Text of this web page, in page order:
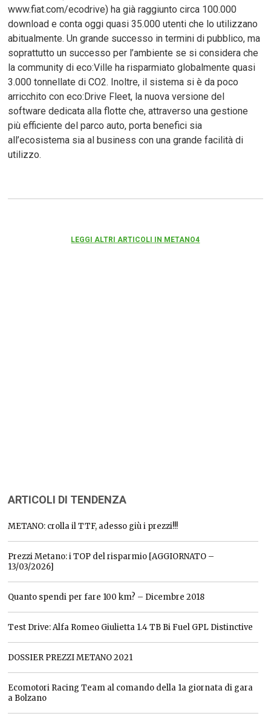
www.fiat.com/ecodrive) ha già raggiunto circa 100.000
download e conta oggi quasi 35.000 utenti che lo utilizzano
abitualmente. Un grande successo in termini di pubblico, ma
soprattutto un successo per l’ambiente se si considera che
la community di eco:Ville ha risparmiato globalmente quasi
3.000 tonnellate di CO2. Inoltre, il sistema si è da poco
arricchito con eco:Drive Fleet, la nuova versione del
software dedicata alla flotte che, attraverso una gestione
più efficiente del parco auto, porta benefici sia
all’ecosistema sia al business con una grande facilità di
utilizzo.
LEGGI ALTRI ARTICOLI IN METANO4
ARTICOLI DI TENDENZA
METANO: crolla il TTF, adesso giù i prezzi!!!
Prezzi Metano: i TOP del risparmio [AGGIORNATO –
13/03/2026]
Quanto spendi per fare 100 km? – Dicembre 2018
Test Drive: Alfa Romeo Giulietta 1.4 TB Bi Fuel GPL Distinctive
DOSSIER PREZZI METANO 2021
Ecomotori Racing Team al comando della 1a giornata di gara
a Bolzano